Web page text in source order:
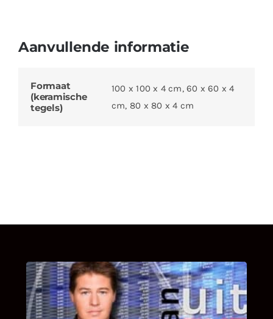
Aanvullende informatie
Formaat
(keramische
tegels)
100 x 100 x 4 cm, 60 x 60 x 4
cm, 80 x 80 x 4 cm
UITSTEL VAN EXECUTIE
Bekijk hier de fragmenten van de deelname